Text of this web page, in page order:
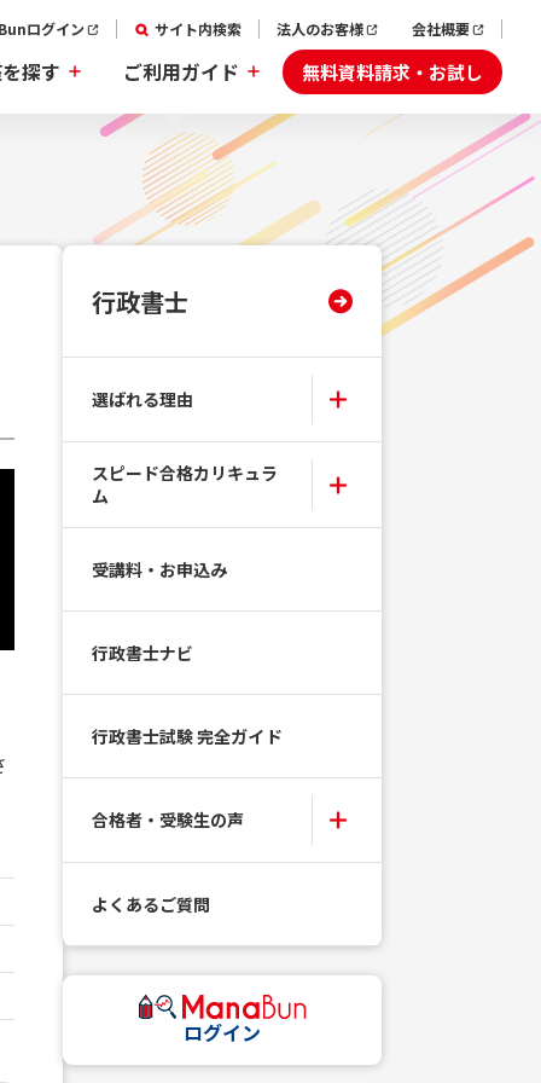
ログイン サイト内検索 法人のお客様 会社概要
探す ご利用ガイド 無料資料請求・お試し
行政書士
選ばれる理由
スピード合格カリキュラ
ム
受講料・お申込み
行政書士ナビ
行政書士試験 完全ガイド
合格者・受験生の声
よくあるご質問
ログイン